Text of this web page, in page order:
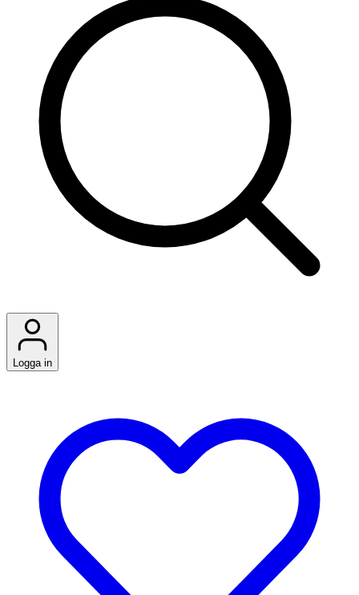
Logga in